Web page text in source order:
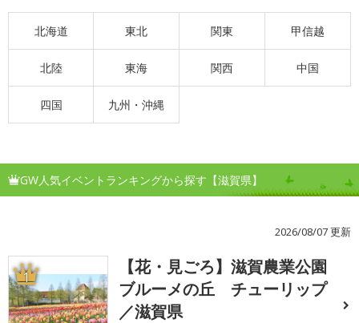
北海道 東北 関東 甲信越
北陸 東海 関西 中国
四国 九州・沖縄
GW人気イベントランキングから探す【滋賀県】
2026/08/07 更新
1
【花・見ごろ】滋賀農業公園
ブルーメの丘 チューリップ
／滋賀県